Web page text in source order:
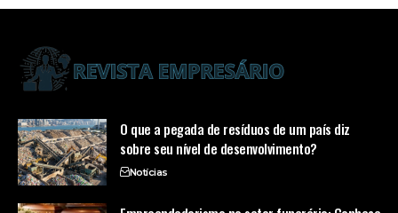
O que a pegada de resíduos de um país diz
sobre seu nível de desenvolvimento?
Notícias